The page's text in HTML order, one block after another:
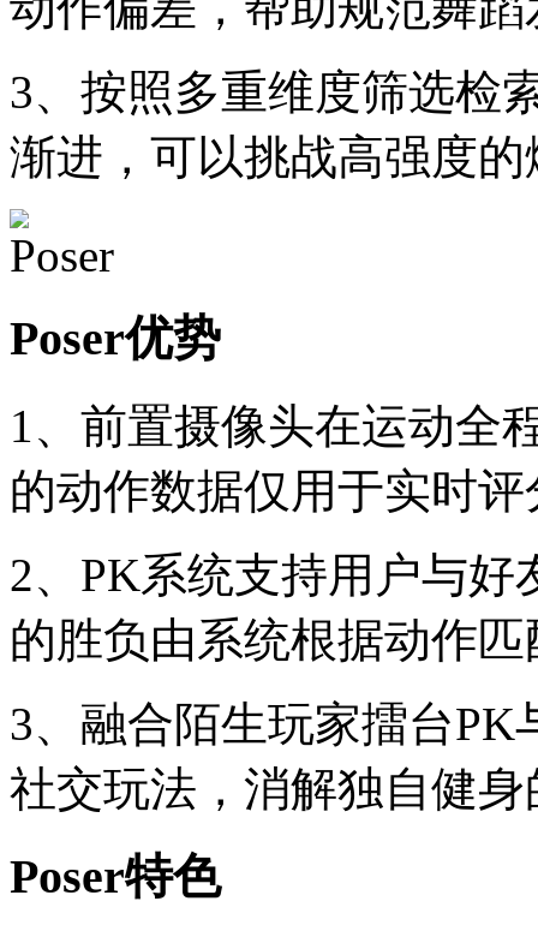
3、按照多重维度筛选检
渐进，可以挑战高强度
Poser优势
1、前置摄像头在运动全
的动作数据仅用于实时
2、PK系统支持用户与
的胜负由系统根据动作
3、融合陌生玩家擂台
社交玩法，消解独自健
Poser特色